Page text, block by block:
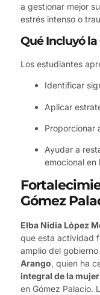
a gestionar mejor
estrés intenso o
Qué Incluyó
Los estudiantes
Identificar
Aplicar
Proporcionar
Ayudar a
emocional en
Gómez
Elba Nidia López
que esta actividad
amplio del
Arango, quien ha
integral de la mujer
en Gómez Palacio.